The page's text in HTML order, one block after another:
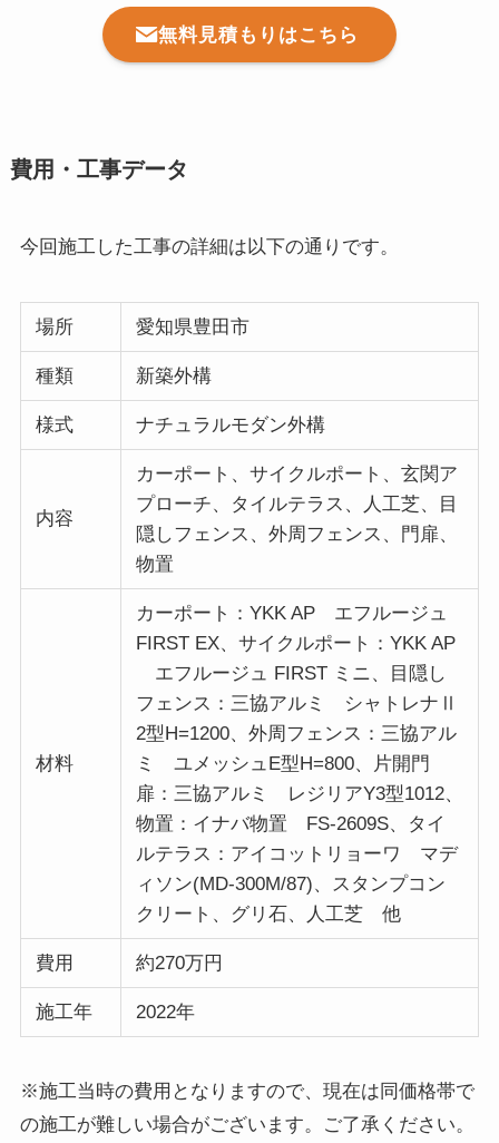
無料見積もりはこちら
費用・工事データ
今回施工した工事の詳細は以下の通りです。
場所 愛知県豊田市
種類 新築外構
様式 ナチュラルモダン外構
内容
カーポート、サイクルポート、玄関ア
プローチ、タイルテラス、人工芝、目
隠しフェンス、外周フェンス、門扉、
物置
材料
カーポート：YKK AP エフルージュ
FIRST EX、サイクルポート：YKK AP
エフルージュ FIRST ミニ、目隠し
フェンス：三協アルミ シャトレナⅡ
2型H=1200、外周フェンス：三協アル
ミ ユメッシュE型H=800、片開門
扉：三協アルミ レジリアY3型1012、
物置：イナバ物置 FS-2609S、タイ
ルテラス：アイコットリョーワ マデ
ィソン(MD-300M/87)、スタンプコン
クリート、グリ石、人工芝 他
費用 約270万円
施工年 2022年
※施工当時の費用となりますので、現在は同価格帯で
の施工が難しい場合がございます。ご了承ください。